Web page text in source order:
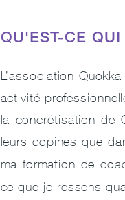
QU'EST-CE
L’association
activité
la concrétisation de
leurs copines que
ma formation de
ce que je ressens